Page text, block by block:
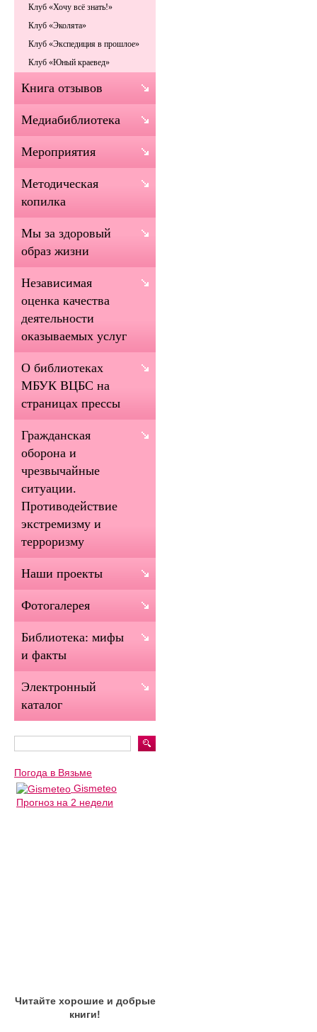
Клуб «Хочу всё знать!»
Клуб «Эколята»
Клуб «Экспедиция в прошлое»
Клуб «Юный краевед»
Книга отзывов
Медиабиблиотека
Мероприятия
Методическая
копилка
Мы за здоровый
образ жизни
Независимая
оценка качества
деятельности
оказываемых услуг
О библиотеках
МБУК ВЦБС на
страницах прессы
Гражданская
оборона и
чрезвычайные
ситуации.
Противодействие
экстремизму и
терроризму
Наши проекты
Фотогалерея
Библиотека: мифы
и факты
Электронный
каталог
Погода в Вязьме
Gismeteo
Прогноз на 2 недели
Читайте хорошие и добрые
книги!